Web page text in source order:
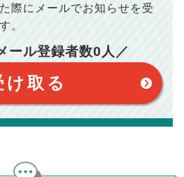
100,050 円
均等返済方式で試算しています。
捨五入にて計算しております。
り入れの全期間で金利が変わらない設
果は、お借り入れを保証するものでは
用された方の、いかなる損害について
各金融機関にご相談ください。
せん。
変更登記の費用、引っ越し費用、住
手数料等は含まれておりませんの
引業法で定められた上限で計算して
＋6万円＋消費税）
際に メールでお知らせを受
。
ール登録者数0人／
け取る